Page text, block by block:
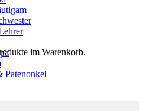
im Warenkorb.
Patenonkel